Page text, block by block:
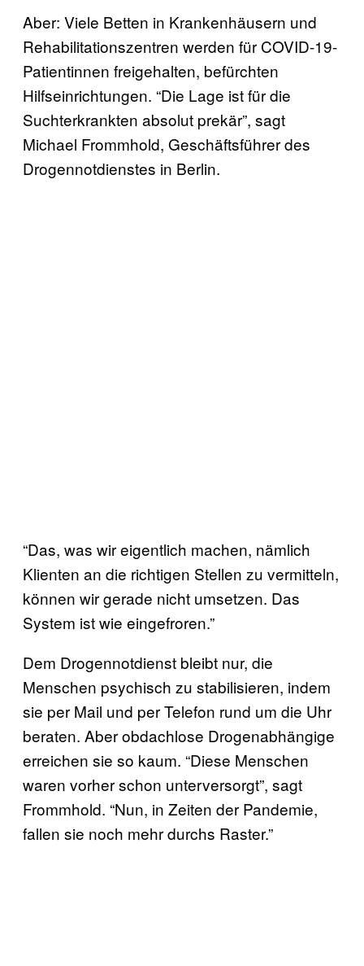
Aber: Viele Betten in Krankenhäusern und
Rehabilitationszentren werden für COVID-19-
Patientinnen freigehalten, befürchten
Hilfseinrichtungen. “Die Lage ist für die
Suchterkrankten absolut prekär”, sagt
Michael Frommhold, Geschäftsführer des
Drogennotdienstes in Berlin.
“Das, was wir eigentlich machen, nämlich
Klienten an die richtigen Stellen zu vermitteln,
können wir gerade nicht umsetzen. Das
System ist wie eingefroren.”
Dem Drogennotdienst bleibt nur, die
Menschen psychisch zu stabilisieren, indem
sie per Mail und per Telefon rund um die Uhr
beraten. Aber obdachlose Drogenabhängige
erreichen sie so kaum. “Diese Menschen
waren vorher schon unterversorgt”, sagt
Frommhold. “Nun, in Zeiten der Pandemie,
fallen sie noch mehr durchs Raster.”